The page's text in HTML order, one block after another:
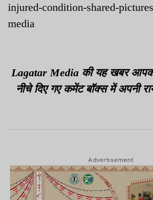
injured-condition-shared-
media
Lagatar Media की यह खबर
नीचे दिए गए कमेंट बॉक्स में अपनी
Advertisement